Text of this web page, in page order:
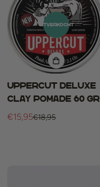
UITVERKOCHT
Uppercut Deluxe
Clay Pomade 60 gr
Verkoopprijs
€15,95
Normale€18,95